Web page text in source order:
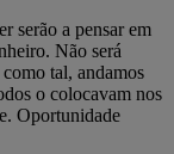
serão a pensar em
Não será
tal, andamos
o colocavam nos
Oportunidade